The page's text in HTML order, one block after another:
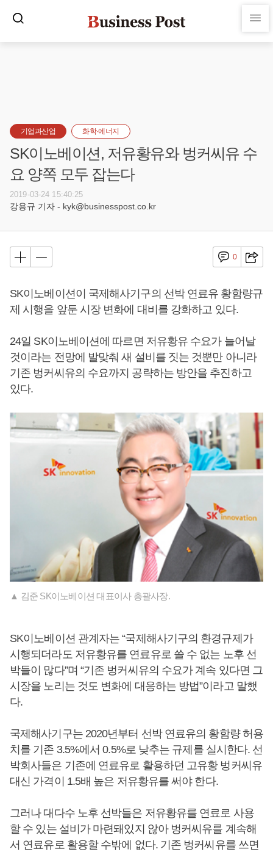
기업과산업 화학·에너지
SK이노베이션, 저유황유와 벙커씨유 수
요 양쪽 모두 잡는다
2019-03-24 15:40:25
강용규 기자 - kyk@businesspost.co.kr
0
SK이노베이션이 국제해사기구의 선박 연료유 황함량규
제 시행을 앞둔 시장 변화에 대비를 강화하고 있다.
24일 SK이노베이션에 따르면 저유황유 수요가 늘어날
것이라는 전망에 발맞춰 새 설비를 짓는 것뿐만 아니라
기존 벙커씨유의 수요까지 공략하는 방안을 추진하고
있다.
▲ 김준 SK이노베이션 대표이사 총괄사장.
SK이노베이션 관계자는 “국제해사기구의 환경규제가
시행되더라도 저유황유를 연료유로 쓸 수 없는 노후 선
박들이 많다”며 “기존 벙커씨유의 수요가 계속 있다면 그
시장을 노리는 것도 변화에 대응하는 방법”이라고 말했
다.
국제해사기구는 2020년부터 선박 연료유의 황함량 허용
치를 기존 3.5%에서 0.5%로 낮추는 규제를 실시한다. 선
박회사들은 기존에 연료유로 활용하던 고유황 벙커씨유
대신 가격이 1.5배 높은 저유황유를 써야 한다.
그러나 대다수 노후 선박들은 저유황유를 연료로 사용
할 수 있는 설비가 마련돼있지 않아 벙커씨유를 계속해
서 연료유로 활용할 수밖에 없다. 기존 벙커씨유를 쓰면